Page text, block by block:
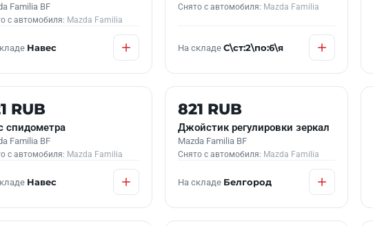
Familia BF
с автомобиля: Mazda Familia
Навес
Снято с автомобиля: Mazda Familia
На складе С\ст:2\по:6\я
НАЛИЧИИ
RUB
спидометра
Familia BF
с автомобиля: Mazda Familia
Навес
Б/У В НАЛИЧИИ
821 RUB
Джойстик регулировки зеркал
Mazda Familia BF
Снято с автомобиля: Mazda Familia
На складе Белгород